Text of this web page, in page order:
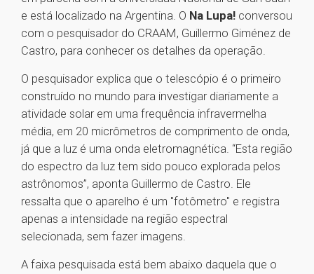
e está localizado na Argentina. O Na Lupa! conversou
com o pesquisador do CRAAM, Guillermo Giménez de
Castro, para conhecer os detalhes da operação.
O pesquisador explica que o telescópio é o primeiro
construído no mundo para investigar diariamente a
atividade solar em uma frequência infravermelha
média, em 20 micrômetros de comprimento de onda,
já que a luz é uma onda eletromagnética. “Esta região
do espectro da luz tem sido pouco explorada pelos
astrônomos”, aponta Guillermo de Castro. Ele
ressalta que o aparelho é um "fotômetro" e registra
apenas a intensidade na região espectral
selecionada, sem fazer imagens.
A faixa pesquisada está bem abaixo daquela que o